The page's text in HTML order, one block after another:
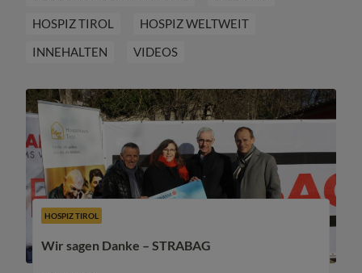
HOSPIZ TIROL
HOSPIZ WELTWEIT
INNEHALTEN
VIDEOS
HOSPIZ TIROL
Wir sagen Danke – STRABAG